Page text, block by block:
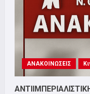
ΑΝΑΚΟΙΝΩΣΕΙΣ